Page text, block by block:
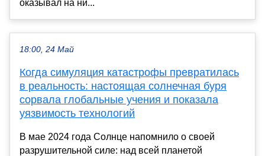
оказывал на ни...
18:00, 24 Май
Когда симуляция катастрофы превратилась
в реальность: настоящая солнечная буря
сорвала глобальные учения и показала
уязвимость технологий
В мае 2024 года Солнце напомнило о своей
разрушительной силе: над всей планетой